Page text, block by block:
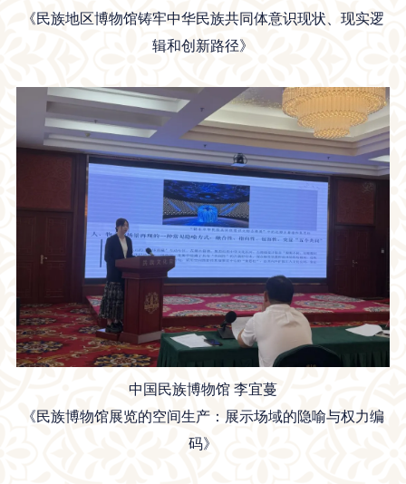
《民族地区博物馆铸牢中华民族共同体意识现状、现实逻
辑和创新路径》
中国民族博物馆 李宜蔓
《民族博物馆展览的空间生产：展示场域的隐喻与权力编
码》